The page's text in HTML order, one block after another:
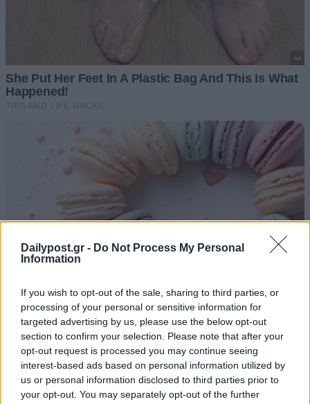
Dailypost.gr - Do Not Process My Personal
Information
If you wish to opt-out of the sale, sharing to third parties, or
processing of your personal or sensitive information for
targeted advertising by us, please use the below opt-out
section to confirm your selection. Please note that after your
opt-out request is processed you may continue seeing
interest-based ads based on personal information utilized by
us or personal information disclosed to third parties prior to
your opt-out. You may separately opt-out of the further